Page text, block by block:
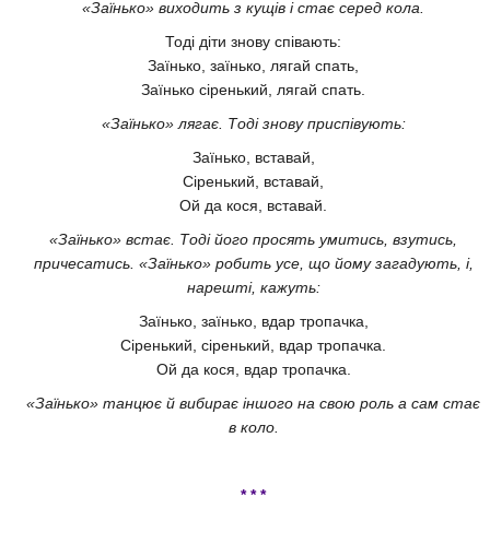
«Заїнько» виходить з кущів і стає серед кола.
Тоді діти знову співають:
Заїнько, заїнько, лягай спать,
Заїнько сіренький, лягай спать.
«Заїнько» лягає. Тоді знову приспівують:
Заїнько, вставай,
Сіренький, вставай,
Ой да кося, вставай.
«Заїнько» встає. Тоді його просять умитись, взутись,
причесатись. «Заїнько» робить усе, що йому загадують, і,
нарешті, кажуть:
Заїнько, заїнько, вдар тропачка,
Сіренький, сіренький, вдар тропачка.
Ой да кося, вдар тропачка.
«Заїнько» танцює й вибирає іншого на свою роль а сам стає
в коло.
* * *